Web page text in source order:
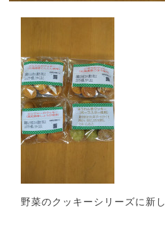
野菜のクッキーシリーズに新